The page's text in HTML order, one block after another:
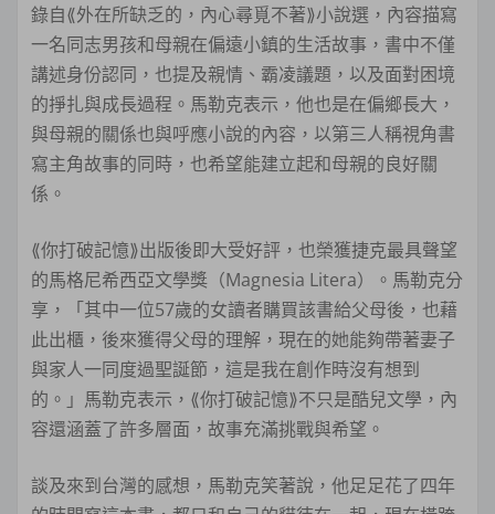
錄自⟪外在所缺乏的，內心尋覓不著⟫小說選，內容描寫
一名同志男孩和母親在偏遠小鎮的生活故事，書中不僅
講述身份認同，也提及親情、霸凌議題，以及面對困境
的掙扎與成長過程。馬勒克表示，他也是在偏鄉長大，
與母親的關係也與呼應小說的內容，以第三人稱視角書
寫主角故事的同時，也希望能建立起和母親的良好關
係。
⟪你打破記憶⟫出版後即大受好評，也榮獲捷克最具聲望
的馬格尼希西亞文學獎（Magnesia Litera）。馬勒克分
享，「其中一位57歲的女讀者購買該書給父母後，也藉
此出櫃，後來獲得父母的理解，現在的她能夠帶著妻子
與家人一同度過聖誕節，這是我在創作時沒有想到
的。」馬勒克表示，⟪你打破記憶⟫不只是酷兒文學，內
容還涵蓋了許多層面，故事充滿挑戰與希望。
談及來到台灣的感想，馬勒克笑著說，他足足花了四年